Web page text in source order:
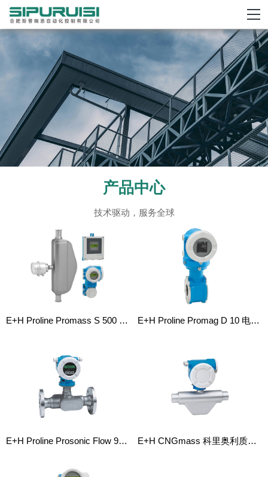
产品中心
技术驱动，服务全球
E+H Proline Promass S 500 科里奥利质量流量计 E+H Proline Promag D 10 电磁流量计
E+H Proline Prosonic Flow 92F 超声波流量计 E+H CNGmass 科里奥利质量流量计